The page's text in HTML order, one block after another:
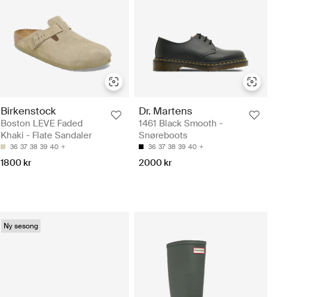
Birkenstock
Boston LEVE Faded
Khaki - Flate Sandaler
36 37 38 39 40
1800 kr
Dr. Martens
1461 Black Smooth -
Snøreboots
36 37 38 39 40
2000 kr
Ny sesong